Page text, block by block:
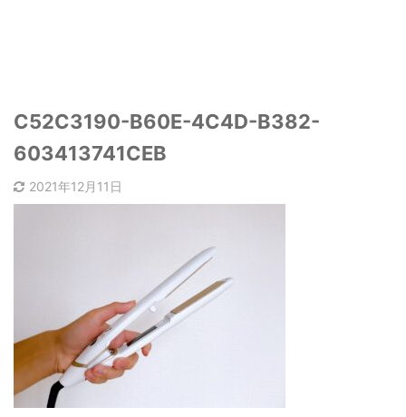
C52C3190-B60E-4C4D-B382-
603413741CEB
2021年12月11日